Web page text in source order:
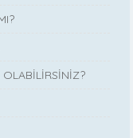
OLABİLİRSİNİZ?